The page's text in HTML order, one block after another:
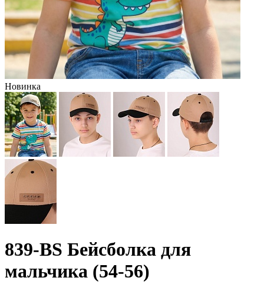
Новинка
839-BS Бейсболка для
мальчика (54-56)